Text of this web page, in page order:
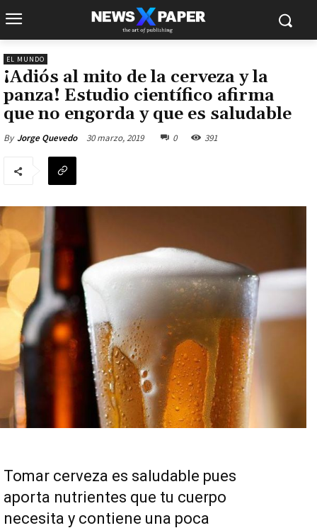
EL MUNDO
¡Adiós al mito de la cerveza y la
panza! Estudio científico afirma
que no engorda y que es saludable
By Jorge Quevedo 30 marzo, 2019 0 391
Tomar cerveza es saludable pues
aporta nutrientes que tu cuerpo
necesita y contiene una poca